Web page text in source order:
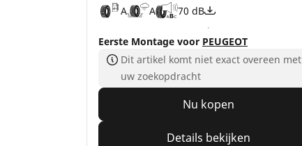
A
A 70 dB
Eerste Montage voor PEUGEOT
Dit artikel komt niet exact overeen met
uw zoekopdracht
Nu kopen
Details bekijken